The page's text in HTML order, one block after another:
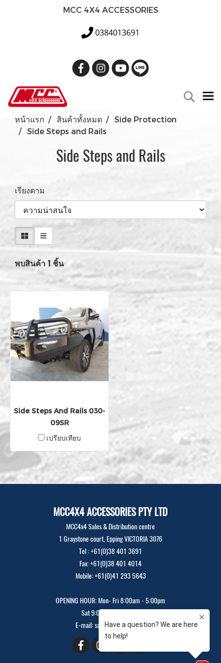
MCC 4X4 ACCESSORIES
0384013691
หน้าแรก สินค้าทั้งหมด
Side Protection
Side Steps and Rails
Side Steps and Rails
เรียงตาม
พบสินค้า 1 ชิ้น
Side Steps And Rails 030-
09SR
เปรียบเทียบ
MCC4X4 ACCESSORIES PTY LTD
MCC4x4 Sales & Distribution centre
1 Graystone court, Epping VICTORIA 3076
Tel : +61(0)38 401 3691
Fax: +61(0)38 401 4014
Mobile: +61(0)41 293 5643
OPENING HOUR: Mon- Fri 8:00am - 5:00pm
Sat 9:00am - 12:00pm
E-mail: sales@mcc4x4.com